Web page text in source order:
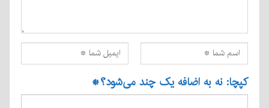
کپچا: نه به اضافه یک چند می‌شود؟*